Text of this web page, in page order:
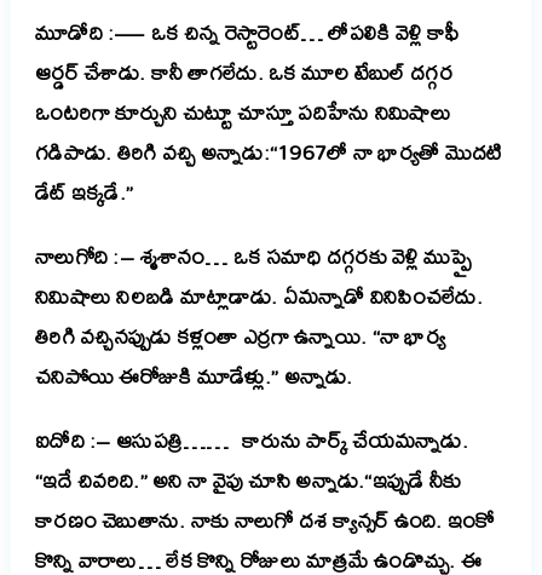
మూడోది :— ఒక చిన్న రెస్టారెంట్… లోపలికి వెళ్లి కాఫీ
ఆర్డర్ చేశాడు. కానీ తాగలేదు. ఒక మూల టేబుల్ దగ్గర
ఒంటరిగా కూర్చుని చుట్టూ చూస్తూ పదిహేను నిమిషాలు
గడిపాడు. తిరిగి వచ్చి అన్నాడు:“1967లో నా భార్యతో మొదటి
డేట్ ఇక్కడే.”
నాలుగోది :– శ్మశానం… ఒక సమాధి దగ్గరకు వెళ్లి ముప్పై
నిమిషాలు నిలబడి మాట్లాడాడు. ఏమన్నాడో వినిపించలేదు.
తిరిగి వచ్చినప్పుడు కళ్లంతా ఎర్రగా ఉన్నాయి. “నా భార్య
చనిపోయి ఈరోజుకి మూడేళ్లు.” అన్నాడు.
ఐదోది :– ఆసుపత్రి…… కారును పార్క్ చేయమన్నాడు.
“ఇదే చివరిది.” అని నా వైపు చూసి అన్నాడు.“ఇప్పుడే నీకు
కారణం చెబుతాను. నాకు నాలుగో దశ క్యాన్సర్ ఉంది. ఇంకో
కొన్ని వారాలు… లేక కొన్ని రోజులు మాత్రమే ఉండొచ్చు. ఈ